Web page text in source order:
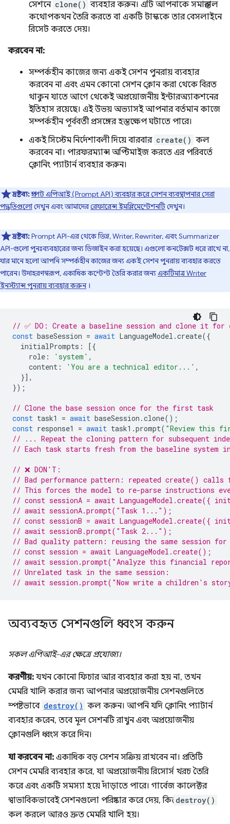
সেশনে clone() ব্যবহার করুন। এটি আপনাকে সমান্তরাল
কথোপকথন তৈরি করতে বা একটি টাস্ককে তার বেসলাইনে
রিসেট করতে দেয়।
করবেন না:
সম্পর্কহীন কাজের জন্য একই সেশন পুনরায় ব্যবহার
করবেন না এবং এমন কোনো সেশন ক্লোন করা থেকে বিরত
থাকুন যাতে আগে থেকেই অপ্রয়োজনীয় ইন্টারঅ্যাকশনের
ইতিহাস রয়েছে। এই উভয় অভ্যাসই আপনার বর্তমান কাজে
সম্পর্কহীন পূর্ববর্তী প্রসঙ্গের হস্তক্ষেপ ঘটাতে পারে।
একই সিস্টেম নির্দেশাবলী দিয়ে বারবার create() কল
করবেন না। পারফরম্যান্স অপ্টিমাইজ করতে এর পরিবর্তে
ক্লোনিং প্যাটার্ন ব্যবহার করুন।
দ্রষ্টব্য:প্রম্পট এপিআই (Prompt API) ব্যবহার করে সেশন ব্যবস্থাপনার সেরা
পদ্ধতিগুলোদেখুন এবং আমাদেররেফারেন্স ইমপ্লিমেন্টেশনটিদেখুন।
দ্রষ্টব্য:Prompt API-এর থেকে ভিন্ন, Writer, Rewriter, এবং Summarizer
API-গুলো পুনঃব্যবহারের জন্য ডিজাইন করা হয়েছে। এগুলো কনটেক্সট ধরে রাখে না,
যার মানে হলো আপনি সম্পর্কহীন কাজের জন্য একই সেশন পুনরায় ব্যবহার করতে
পারেন। উদাহরণস্বরূপ, একাধিক কন্টেন্ট তৈরি করার জন্যএকটিমাত্র Writer
ইনস্ট্যান্স পুনরায় ব্যবহার করুন।
// ✅ DO: Create a baseline session and clone it for
const baseSession = await LanguageModel .create({
initialPrompts :
[{
role : 'system' ,
content : 'You are a technical editor...' ,
}],
});
// Clone the base session once for the first task
const task1 = await baseSession .clone();
const response1 = await task1 .prompt( "Review this
// ... Repeat the cloning pattern for subsequent
// Each task starts fresh from the baseline system
// ❌ DON'T:
// Bad performance pattern: repeated create()
// This forces the model to re-parse instructions
// const sessionA = await
// await sessionA.prompt("Task 1...");
// const sessionB = await
// await sessionB.prompt("Task 2...");
// Bad quality pattern: reusing the same session
// const session = await LanguageModel.create();
// await session.prompt("Analyze this financial
// Unrelated task in the same session:
// await session.prompt("Now write a children's
অব্যবহৃত সেশনগুলি ধ্বংস করুন
সকল এপিআই-এর ক্ষেত্রে প্রযোজ্য।
করণীয়: যখন কোনো ফিচার আর ব্যবহার করা হয় না, তখন
মেমরি খালি করার জন্য আপনার অপ্রয়োজনীয় সেশনগুলিতে
স্পষ্টভাবে destroy() কল করুন। আপনি যদি ক্লোনিং প্যাটার্ন
ব্যবহার করেন, তবে মূল সেশনটি রাখুন এবং অপ্রয়োজনীয়
ক্লোনগুলি ধ্বংস করে দিন।
যা করবেন না: একাধিক বড় সেশন সক্রিয় রাখবেন না। প্রতিটি
সেশন মেমরি ব্যবহার করে, যা অপ্রয়োজনীয় রিসোর্স খরচ তৈরি
করে এবং একটি সমস্যা হয়ে দাঁড়াতে পারে। গার্বেজ কালেক্টর
স্বাভাবিকভাবেই সেশনগুলো পরিষ্কার করে দেয়, কিন্তু destroy()
কল করলে আরও দ্রুত মেমরি খালি হয়।